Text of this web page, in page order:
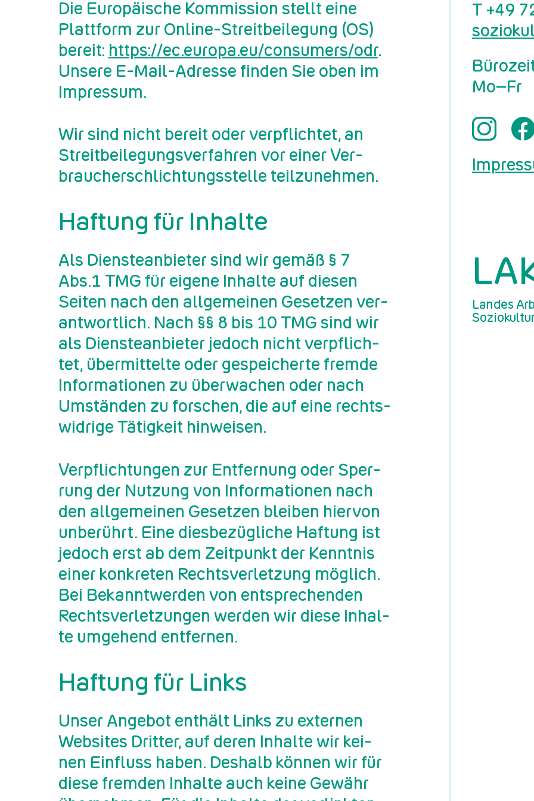
Die Eu­ro­päi­sche Kom­mis­si­on stellt eine
Platt­form zur On­line-Streit­bei­le­gung (OS)
be­reit: https://​ec.​europa.​eu/​consumers/​odr.
Un­se­re E-Mail-Adres­se fin­den Sie oben im
Im­pres­sum.
Wir sind nicht be­reit oder ver­pflich­tet, an
Streit­bei­le­gungs­ver­fah­ren vor einer Ver­
brau­cher­schlich­tungs­stel­le teil­zu­neh­men.
Haftung für Inhalte
Als Diens­te­an­bie­ter sind wir gemäß § 7
Abs.1 TMG für ei­ge­ne In­hal­te auf die­sen
Sei­ten nach den all­ge­mei­nen Ge­set­zen ver­
ant­wort­lich. Nach §§ 8 bis 10 TMG sind wir
als Diens­te­an­bie­ter je­doch nicht ver­pflich­
tet, über­mit­tel­te oder ge­spei­cher­te frem­de
In­for­ma­tio­nen zu über­wa­chen oder nach
Um­stän­den zu for­schen, die auf eine rechts­
wid­ri­ge Tä­tig­keit hin­wei­sen.
Ver­pflich­tun­gen zur Ent­fer­nung oder Sper­
rung der Nut­zung von In­for­ma­tio­nen nach
den all­ge­mei­nen Ge­set­zen blei­ben hier­von
un­be­rührt. Eine dies­be­züg­li­che Haf­tung ist
je­doch erst ab dem Zeit­punkt der Kennt­nis
einer kon­kre­ten Rechts­ver­let­zung mög­lich.
Bei Be­kannt­wer­den von ent­spre­chen­den
Rechts­ver­let­zun­gen wer­den wir diese In­hal­
te um­ge­hend ent­fer­nen.
Haftung für Links
Unser An­ge­bot ent­hält Links zu ex­ter­nen
Web­sites Drit­ter, auf deren In­hal­te wir kei­
nen Ein­fluss haben. Des­halb kön­nen wir für
diese frem­den In­hal­te auch keine Ge­währ
T +49
Mo–Fr
Landes